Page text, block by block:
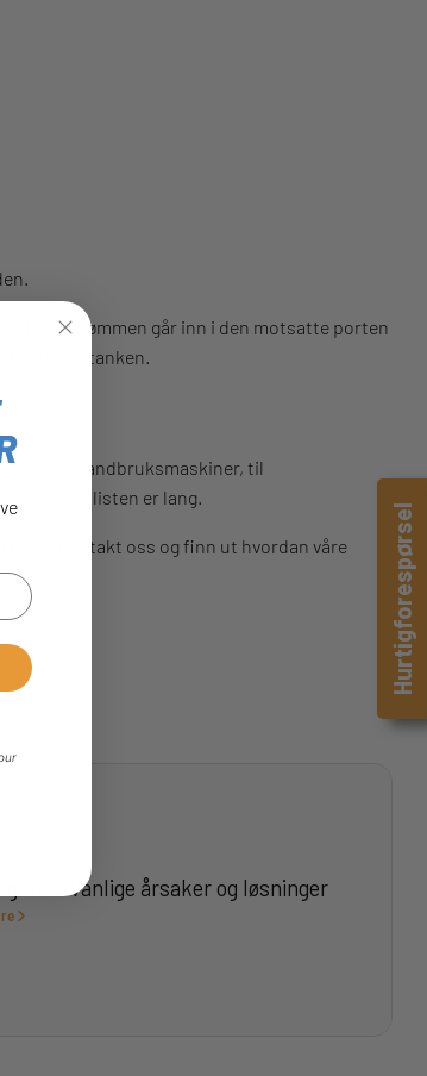
hvis strømmen går inn i den motsatte porten
tilbake til tanken.
grabber, landbruksmaskiner, til
...listen er lang.
eller kontakt oss og finn ut hvordan våre
Vanlige årsaker og løsninger
Hurtigforespørsel